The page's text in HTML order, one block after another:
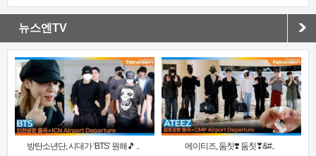
뉴스엔TV
방탄소년단, 시대가 ‘BTS’ 원해🎵 .. 에이티즈, 둠칫❣️ 둠칫❣&#..